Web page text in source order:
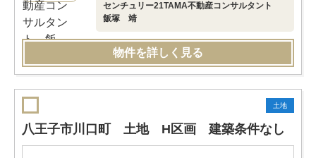
センチュリー21TAMA不動産コンサルタント
飯塚 靖
物件を詳しく見る
土地
八王子市川口町 土地 H区画 建築条件なし